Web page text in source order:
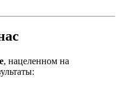
, нацеленном на